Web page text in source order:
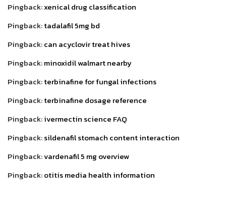
Pingback:xenical drug classification
Pingback:tadalafil 5mg bd
Pingback:can acyclovir treat hives
Pingback:minoxidil walmart nearby
Pingback:terbinafine for fungal infections
Pingback:terbinafine dosage reference
Pingback:ivermectin science FAQ
Pingback:sildenafil stomach content interaction
Pingback:vardenafil 5 mg overview
Pingback:otitis media health information